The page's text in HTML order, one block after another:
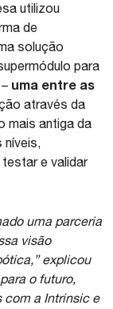
utilizou
de
solução
para
uma entre as
através da
mais antiga da
níveis,
e validar
uma parceria
visão
explicou
o futuro,
com a Intrinsic e